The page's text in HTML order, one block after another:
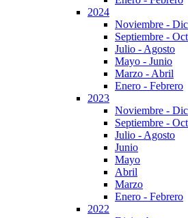
2024
Noviembre -
Septiembre -
Julio - Agosto
Mayo - Junio
Marzo - Abril
Enero - Febrero
2023
Noviembre -
Septiembre -
Julio - Agosto
Junio
Mayo
Abril
Marzo
Enero - Febrero
2022